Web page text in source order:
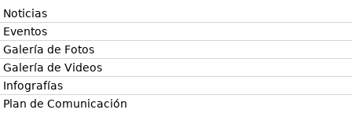
Noticias
Eventos
Galería de Fotos
Galería de Videos
Infografías
Plan de Comunicación